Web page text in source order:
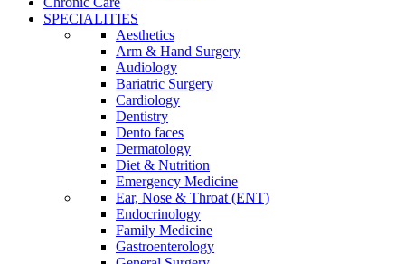
SPECIALITIES
Aesthetics
Arm & Hand Surgery
Audiology
Bariatric Surgery
Cardiology
Dentistry
Dento faces
Dermatology
Diet & Nutrition
Emergency Medicine
Ear, Nose & Throat (ENT)
Endocrinology
Family Medicine
Gastroenterology